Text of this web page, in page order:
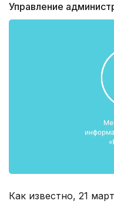
Управление
Как известно, 21